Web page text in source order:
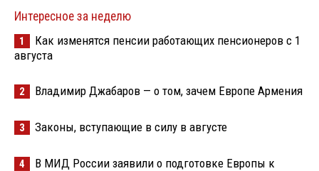
Интересное за неделю
1
Как изменятся пенсии работающих пенсионеров с 1
августа
2 Владимир Джабаров — о том, зачем Европе Армения
3 Законы, вступающие в силу в августе
4
В МИД России заявили о подготовке Европы к